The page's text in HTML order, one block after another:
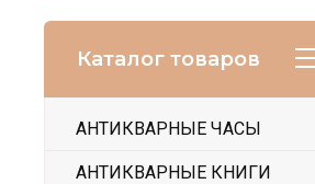
Каталог товаров
АНТИКВАРНЫЕ ЧАСЫ
АНТИКВАРНЫЕ КНИГИ